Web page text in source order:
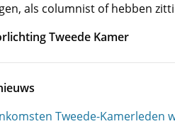
als columnist of hebben
Tweede Kamer
Tweede-Kamerleden